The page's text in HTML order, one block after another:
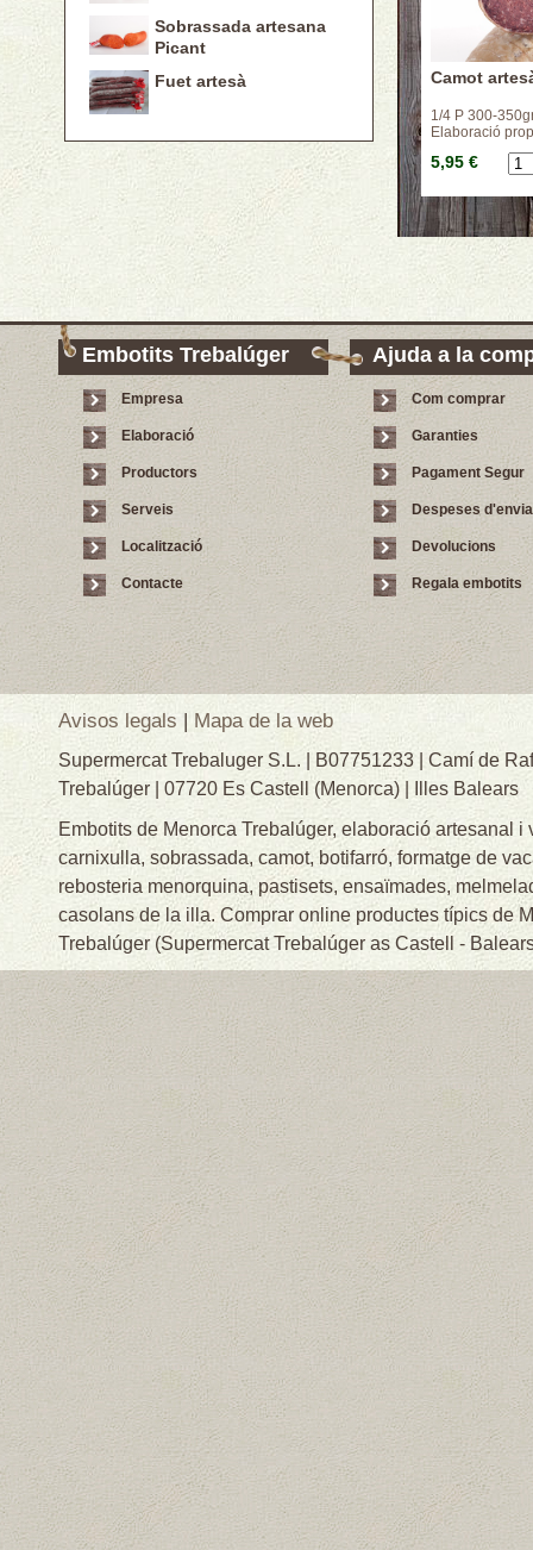
Sobrassada artesana
Picant
Fuet artesà
Camot
1/4 P 300-
Elaboració
5,95 €
Embotits Trebalúger
Empresa
Elaboració
Productors
Serveis
Localització
Contacte
Ajuda a la
Com comprar
Garanties
Pagament Segur
Despeses
Devolucions
Regala embotits
Avisos legals | Mapa de la web
Supermercat Trebaluger S.L. | B07751233 | Camí de
Trebalúger | 07720 Es Castell (Menorca) | Illes Balears
Embotits de Menorca Trebalúger, elaboració artesanal i
carnixulla, sobrassada, camot, botifarró, formatge de
rebosteria menorquina, pastisets, ensaïmades,
casolans de la illa. Comprar online productes típics de
Trebalúger (Supermercat Trebalúger as Castell -